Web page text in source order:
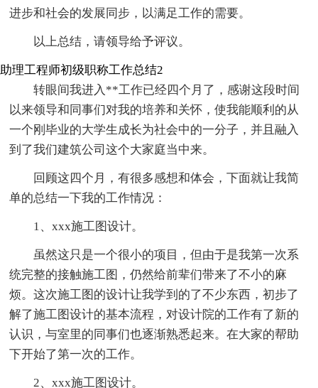
进步和社会的发展同步，以满足工作的需要。
以上总结，请领导给予评议。
助理工程师初级职称工作总结2
转眼间我进入**工作已经四个月了，感谢这段时间
以来领导和同事们对我的培养和关怀，使我能顺利的从
一个刚毕业的大学生成长为社会中的一分子，并且融入
到了我们建筑公司这个大家庭当中来。
回顾这四个月，有很多感想和体会，下面就让我简
单的总结一下我的工作情况：
1、xxx施工图设计。
虽然这只是一个很小的项目，但由于是我第一次系
统完整的接触施工图，仍然给前辈们带来了不小的麻
烦。这次施工图的设计让我学到的了不少东西，初步了
解了施工图设计的基本流程，对设计院的工作有了新的
认识，与室里的同事们也逐渐熟悉起来。在大家的帮助
下开始了第一次的工作。
2、xxx施工图设计。